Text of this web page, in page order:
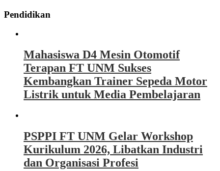
Pendidikan
Mahasiswa D4 Mesin Otomotif
Terapan FT UNM Sukses
Kembangkan Trainer Sepeda Motor
Listrik untuk Media Pembelajaran
PSPPI FT UNM Gelar Workshop
Kurikulum 2026, Libatkan Industri
dan Organisasi Profesi